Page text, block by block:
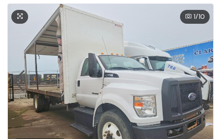
1/10